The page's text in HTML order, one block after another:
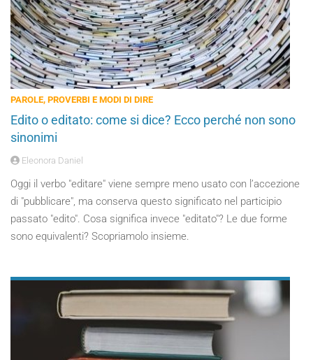
PAROLE, PROVERBI E MODI DI DIRE
Edito o editato: come si dice? Ecco perché non sono
sinonimi
Eleonora Daniel
Oggi il verbo "editare" viene sempre meno usato con l’accezione
di "pubblicare", ma conserva questo significato nel participio
passato "edito". Cosa significa invece "editato"? Le due forme
sono equivalenti? Scopriamolo insieme.